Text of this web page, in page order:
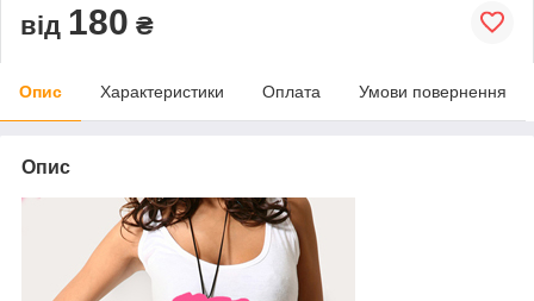
від 180 ₴
Опис Характеристики Оплата Умови повернення
Опис